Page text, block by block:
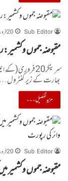
Sub Editor
20 فروری, 2023
مقبوضہ جموں
بھارت کے زیر کنٹرول…
مزید تفصیل۔۔۔
Sub Editor
20 فروری, 2023
مقبوضہ جموں وکشمیر